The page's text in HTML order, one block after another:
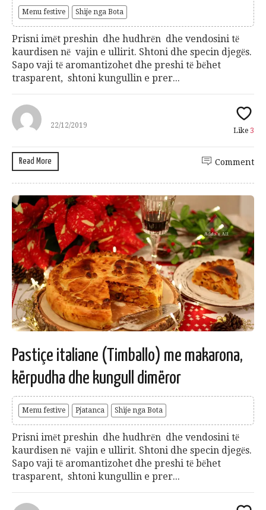
Menu festive Shije nga Bota
Prisni imёt preshin dhe hudhrёn dhe vendosini tё
kaurdisen nё vajin e ullirit. Shtoni dhe specin djegёs.
Sapo vaji tё aromantizohet dhe preshi tё bёhet
trasparent, shtoni kungullin e prer...
22/12/2019
Like 3
Read More Comment
Pastiçe italiane (Timballo) me makarona,
kёrpudha dhe kungull dimёror
Menu festive Pjatanca Shije nga Bota
Prisni imёt preshin dhe hudhrёn dhe vendosini tё
kaurdisen nё vajin e ullirit. Shtoni dhe specin djegёs.
Sapo vaji tё aromantizohet dhe preshi tё bёhet
trasparent, shtoni kungullin e prer...